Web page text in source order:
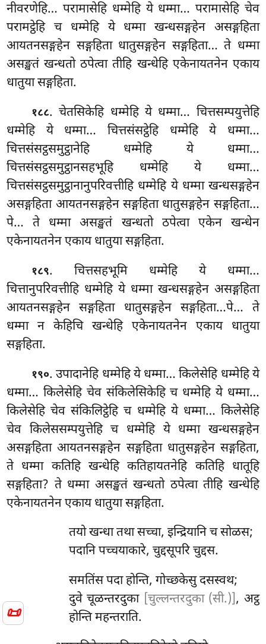
📜
नीवरणेहि… परामासेहि धम्मेहि ये धम्मा… परामासेहि चेव
परामट्ठेहि च धम्मेहि ये धम्मा खन्धसङ्गहेन असङ्गहिता
आयतनसङ्गहेन सङ्गहिता धातुसङ्गहेन सङ्गहिता… ते धम्मा
असङ्खतं खन्धतो ठपेत्वा तीहि खन्धेहि एकेनायतनेन एकाय
धातुया सङ्गहिता.
१८८. चेतसिकेहि धम्मेहि ये धम्मा… चित्तसम्पयुत्तेहि
धम्मेहि ये धम्मा… चित्तसंसट्ठेहि धम्मेहि ये धम्मा…
चित्तसंसट्ठसमुट्ठानेहि धम्मेहि ये धम्मा…
चित्तसंसट्ठसमुट्ठानसहभूहि धम्मेहि ये धम्मा…
चित्तसंसट्ठसमुट्ठानानुपरिवत्तीहि धम्मेहि ये धम्मा खन्धसङ्गहेन
असङ्गहिता आयतनसङ्गहेन सङ्गहिता धातुसङ्गहेन सङ्गहिता…
पे… ते धम्मा असङ्खतं खन्धतो ठपेत्वा एकेन खन्धेन
एकेनायतनेन एकाय धातुया सङ्गहिता.
१८९. चित्तसहभूमि धम्मेहि ये धम्मा…
चित्तानुपरिवत्तीहि धम्मेहि ये धम्मा खन्धसङ्गहेन असङ्गहिता
आयतनसङ्गहेन सङ्गहिता धातुसङ्गहेन सङ्गहिता…पे… ते
धम्मा न केहिचि खन्धेहि एकेनायतनेन एकाय धातुया
सङ्गहिता.
१९०. उपादानेहि धम्मेहि ये धम्मा… किलेसेहि धम्मेहि ये
धम्मा… किलेसेहि चेव संकिलेसिकेहि च धम्मेहि ये धम्मा…
किलेसेहि चेव संकिलिट्ठेहि च धम्मेहि ये धम्मा… किलेसेहि
चेव किलेससम्पयुत्तेहि च धम्मेहि ये धम्मा खन्धसङ्गहेन
असङ्गहिता आयतनसङ्गहेन सङ्गहिता धातुसङ्गहेन सङ्गहिता,
ते धम्मा कतिहि खन्धेहि कतिहायतनेहि कतिहि धातूहि
सङ्गहिता? ते धम्मा असङ्खतं खन्धतो ठपेत्वा तीहि खन्धेहि
एकेनायतनेन एकाय धातुया सङ्गहिता.
तयो खन्धा तथा सच्चा, इन्द्रियानि च सोळस;
पदानि पच्चयाकारे, चुद्दसूपरि चुद्दस.
समतिंस पदा होन्ति, गोच्छकेसु दसस्वथ;
दुवे चूळन्तरदुका [चुल्लन्तरदुका (सी.)], अट्ठ
होन्ति महन्तराति.